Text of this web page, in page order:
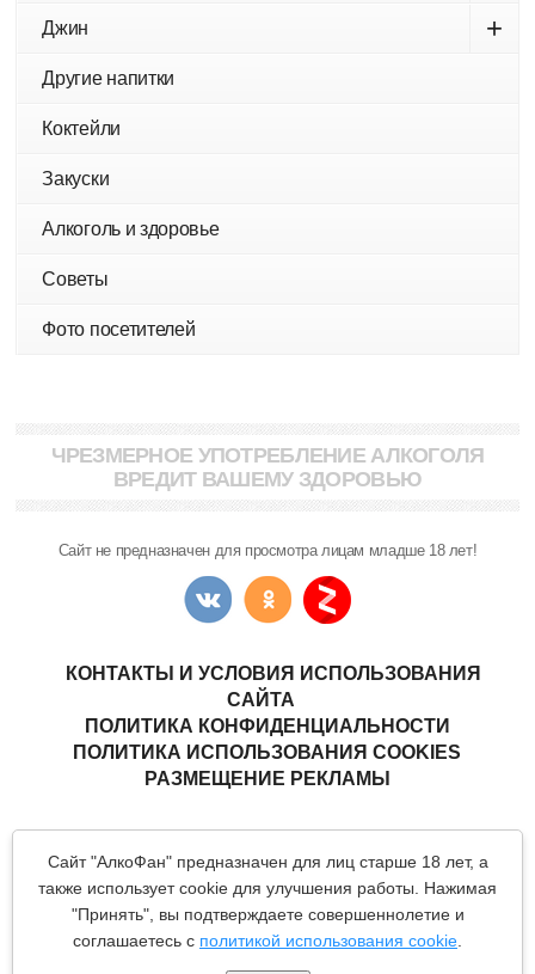
Сайт "АлкоФан" предназначен для лиц старше 18 лет, а
также использует cookie для улучшения работы. Нажимая
"Принять", вы подтверждаете совершеннолетие и
соглашаетесь с политикой использования cookie
Джин +
Другие напитки
Коктейли
Закуски
Алкоголь и здоровье
Советы
Фото посетителей
ЧРЕЗМЕРНОЕ УПОТРЕБЛЕНИЕ АЛКОГОЛЯ
ВРЕДИТ ВАШЕМУ ЗДОРОВЬЮ
Сайт не предназначен для просмотра лицам младше 18 лет!
КОНТАКТЫ И УСЛОВИЯ ИСПОЛЬЗОВАНИЯ
САЙТА
ПОЛИТИКА КОНФИДЕНЦИАЛЬНОСТИ
ПОЛИТИКА ИСПОЛЬЗОВАНИЯ COOKIES
РАЗМЕЩЕНИЕ РЕКЛАМЫ
напитков.
Все материалы данного сайта являются объектами авторского
права (в том числе дизайн). Запрещается копирование,
распространение (в том числе путем копирования на другие
сайты и ресурсы в Интернете) или любое иное использование